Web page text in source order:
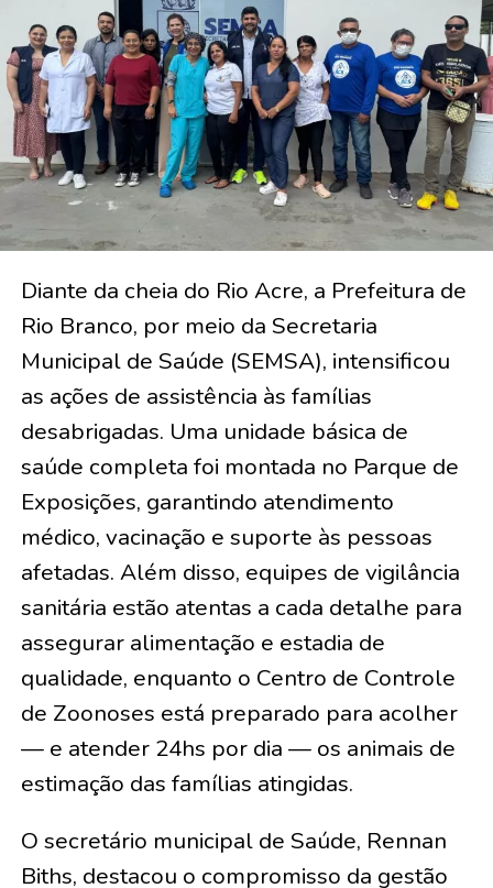
Diante da cheia do Rio Acre, a Prefeitura de
Rio Branco, por meio da Secretaria
Municipal de Saúde (SEMSA), intensificou
as ações de assistência às famílias
desabrigadas. Uma unidade básica de
saúde completa foi montada no Parque de
Exposições, garantindo atendimento
médico, vacinação e suporte às pessoas
afetadas. Além disso, equipes de vigilância
sanitária estão atentas a cada detalhe para
assegurar alimentação e estadia de
qualidade, enquanto o Centro de Controle
de Zoonoses está preparado para acolher
— e atender 24hs por dia — os animais de
estimação das famílias atingidas.
O secretário municipal de Saúde, Rennan
Biths, destacou o compromisso da gestão